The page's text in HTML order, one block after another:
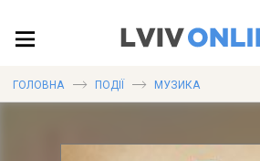
ГОЛОВНА ПОДІЇ МУЗИКА